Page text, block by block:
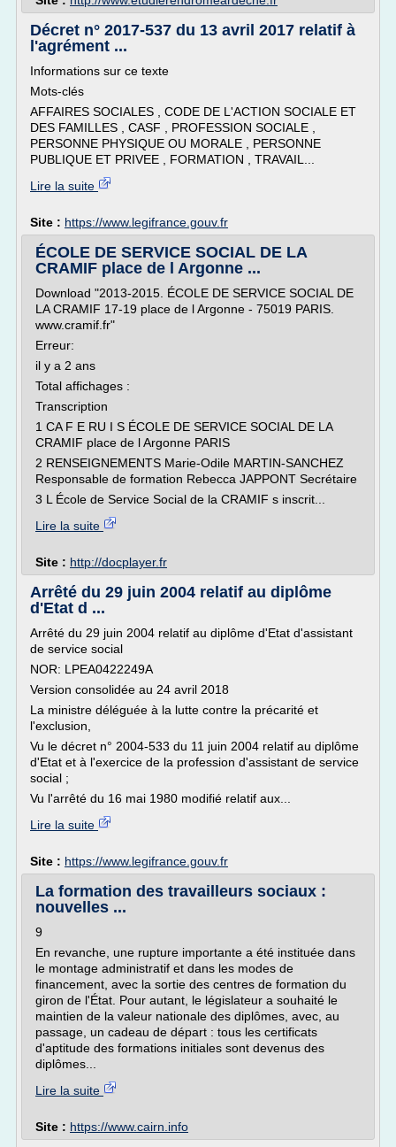
Décret n° 2017-537 du 13 avril 2017 relatif à
l'agrément ...
Informations sur ce texte
Mots-clés
AFFAIRES SOCIALES , CODE DE L'ACTION SOCIALE ET
DES FAMILLES , CASF , PROFESSION SOCIALE ,
PERSONNE PHYSIQUE OU MORALE , PERSONNE
PUBLIQUE ET PRIVEE , FORMATION , TRAVAIL...
Lire la suite
Site : https://www.legifrance.gouv.fr
ÉCOLE DE SERVICE SOCIAL DE LA
CRAMIF place de l Argonne ...
Download "2013-2015. ÉCOLE DE SERVICE SOCIAL DE
LA CRAMIF 17-19 place de l Argonne - 75019 PARIS.
www.cramif.fr"
Erreur:
il y a 2 ans
Total affichages :
Transcription
1 CA F E RU I S ÉCOLE DE SERVICE SOCIAL DE LA
CRAMIF place de l Argonne PARIS
2 RENSEIGNEMENTS Marie-Odile MARTIN-SANCHEZ
Responsable de formation Rebecca JAPPONT Secrétaire
3 L École de Service Social de la CRAMIF s inscrit...
Lire la suite
Site : http://docplayer.fr
Arrêté du 29 juin 2004 relatif au diplôme
d'Etat d ...
Arrêté du 29 juin 2004 relatif au diplôme d'Etat d'assistant
de service social
NOR: LPEA0422249A
Version consolidée au 24 avril 2018
La ministre déléguée à la lutte contre la précarité et
l'exclusion,
Vu le décret n° 2004-533 du 11 juin 2004 relatif au diplôme
d'Etat et à l'exercice de la profession d'assistant de service
social ;
Vu l'arrêté du 16 mai 1980 modifié relatif aux...
Lire la suite
Site : https://www.legifrance.gouv.fr
La formation des travailleurs sociaux :
nouvelles ...
9
En revanche, une rupture importante a été instituée dans
le montage administratif et dans les modes de
financement, avec la sortie des centres de formation du
giron de l'État. Pour autant, le législateur a souhaité le
maintien de la valeur nationale des diplômes, avec, au
passage, un cadeau de départ : tous les certificats
d'aptitude des formations initiales sont devenus des
diplômes...
Lire la suite
Site : https://www.cairn.info